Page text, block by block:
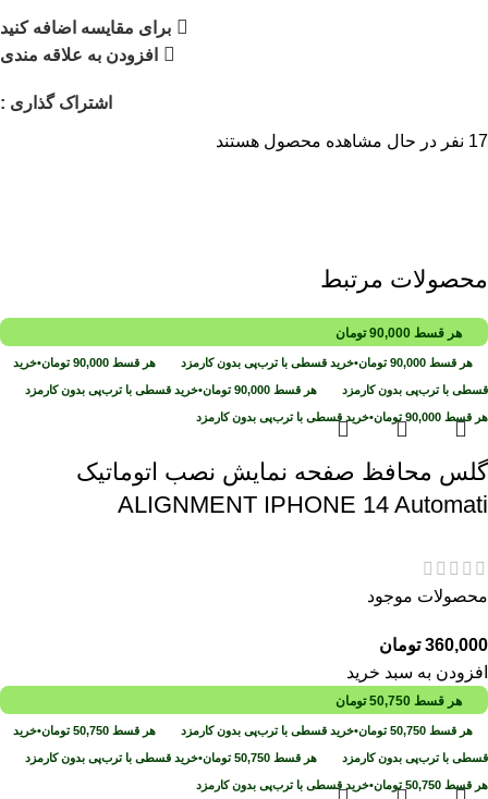
برای مقایسه اضافه کنید
افزودن به علاقه مندی
اشتراک گذاری :
17 نفر در حال مشاهده محصول هستند
محصولات مرتبط
هر قسط 90,000 تومان
هر قسط 90,000 تومان•خرید قسطی با ترب‌پی بدون کارمزد هر قسط 90,000 تومان•خرید
قسطی با ترب‌پی بدون کارمزد هر قسط 90,000 تومان•خرید قسطی با ترب‌پی بدون کارمزد
هر قسط 90,000 تومان•خرید قسطی با ترب‌پی بدون کارمزد
گلس محافظ صفحه نمایش نصب اتوماتیک
ALIGNMENT IPHONE 14 Automati
محصولات موجود
360,000 تومان
افزودن به سبد خرید
هر قسط 50,750 تومان
هر قسط 50,750 تومان•خرید قسطی با ترب‌پی بدون کارمزد هر قسط 50,750 تومان•خرید
قسطی با ترب‌پی بدون کارمزد هر قسط 50,750 تومان•خرید قسطی با ترب‌پی بدون کارمزد
هر قسط 50,750 تومان•خرید قسطی با ترب‌پی بدون کارمزد